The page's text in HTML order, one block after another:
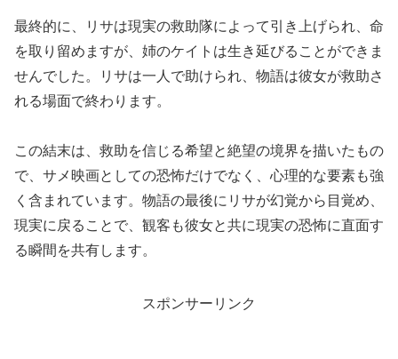
最終的に、リサは現実の救助隊によって引き上げられ、命
を取り留めますが、姉のケイトは生き延びることができま
せんでした。リサは一人で助けられ、物語は彼女が救助さ
れる場面で終わります。
この結末は、救助を信じる希望と絶望の境界を描いたもの
で、サメ映画としての恐怖だけでなく、心理的な要素も強
く含まれています。物語の最後にリサが幻覚から目覚め、
現実に戻ることで、観客も彼女と共に現実の恐怖に直面す
る瞬間を共有します。
スポンサーリンク